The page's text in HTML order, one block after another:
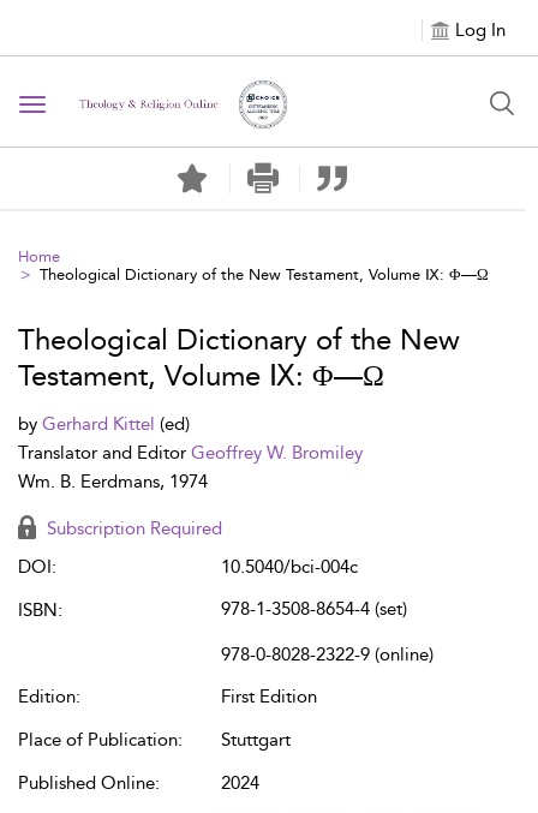
Log In
Toggle navigation
Home
Theological Dictionary of the New Testament, Volume Ⅸ: Φ—Ω
Theological Dictionary of the New
Testament, Volume Ⅸ: Φ—Ω
by Gerhard Kittel (ed)
Translator and Editor Geoffrey W. Bromiley
Wm. B. Eerdmans, 1974
Subscription Required
DOI:
10.5040/bci-004c
ISBN:
978-1-3508-8654-4 (set)
978-0-8028-2322-9 (online)
Edition:
First Edition
Place of Publication:
Stuttgart
Published Online:
2024